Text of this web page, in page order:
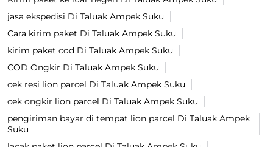
jasa ekspedisi Di Taluak Ampek Suku
Cara kirim paket Di Taluak Ampek Suku
kirim paket cod Di Taluak Ampek Suku
COD Ongkir Di Taluak Ampek Suku
cek resi lion parcel Di Taluak Ampek Suku
cek ongkir lion parcel Di Taluak Ampek Suku
pengiriman bayar di tempat lion parcel Di Taluak Ampek
Suku